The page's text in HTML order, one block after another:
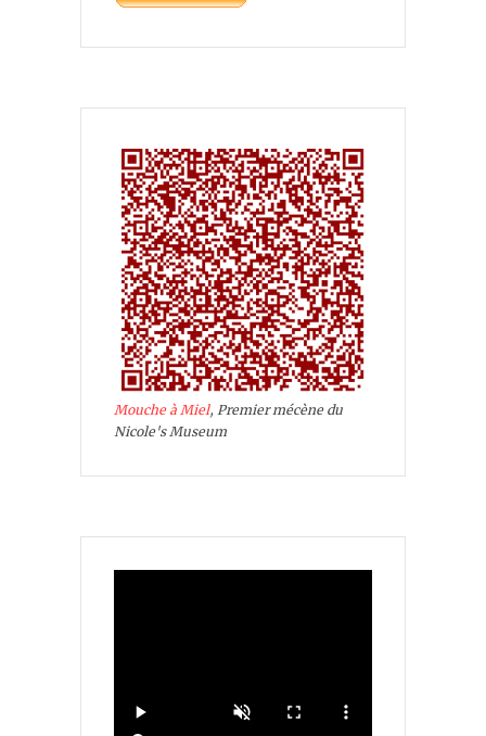
Mouche à Miel, Premier mécène du
Nicole's Museum